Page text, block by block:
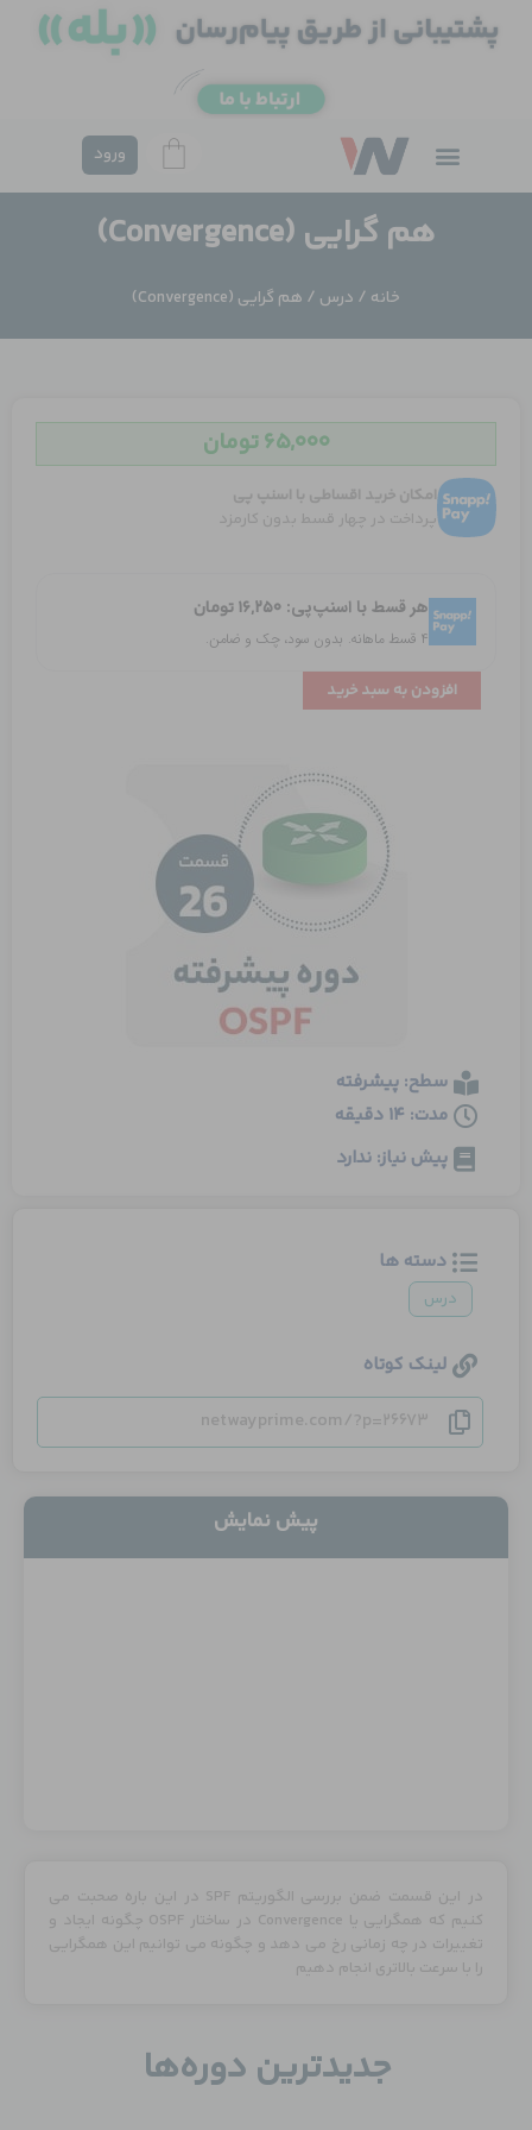
ورود
هم گرایی (Convergence)
خانه / درس / هم گرایی (Convergence)
پیش نمایش
در این قسمت ضمن بررسی الگوریتم SPF در این باره صحبت می
کنیم که همگرایی یا Convergence در ساختار OSPF چگونه ایجاد و
تغییرات در چه زمانی رخ می دهد و چگونه می توانیم این همگرایی
را با سرعت بالاتری انجام دهیم
۶۵,۰۰۰تومان
امکان خرید اقساطی با اسنپ پی
پرداخت در چهار قسط بدون کارمزد
هر قسط با اسنپ‌پی: ۱۶,۲۵۰تومان
۴ قسط ماهانه. بدون سود، چک و ضامن.
گرایی
(Convergence)
عدد
افزودن به سبد خرید
سطح: پیشرفته
مدت: 14 دقیقه
پیش نیاز: ندارد
دسته ها
درس
لینک کوتاه
netwayprime.com/?p=26673
جدید‌ترین دوره‌ها